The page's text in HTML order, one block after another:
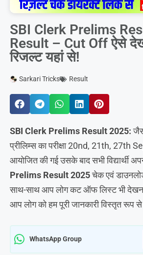
SBI Clerk Prelims
Result – Cut Off ऐसे
रिजल्ट यहां से!
Sarkari Tricks Result
SBI Clerk Prelims Result 2025:
प्रीलिम्स का परीक्षा 20nd, 21th, 27th
आयोजित की गई उसके बाद सभी विद्यार्थी
Prelims Result 2025चेक एवं
साथ-साथ आप लोग कट ऑफ लिस्ट भी देखना
आप लोग को हम पूरी जानकारी विस्तृत रूप से
WhatsApp Group